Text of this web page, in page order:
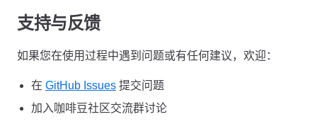
支持与反馈
如果您在使用过程中遇到问题或有任何建议，欢迎：
在 GitHub Issues 提交问题
加入咖啡豆社区交流群讨论